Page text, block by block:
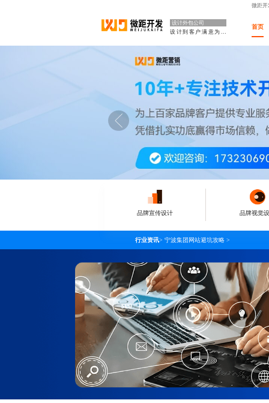
微距开
设计外包公司
设计到客户满意为止
首页
品牌宣传设计 品牌视觉
行业资讯> 宁波集团网站避坑攻略 >